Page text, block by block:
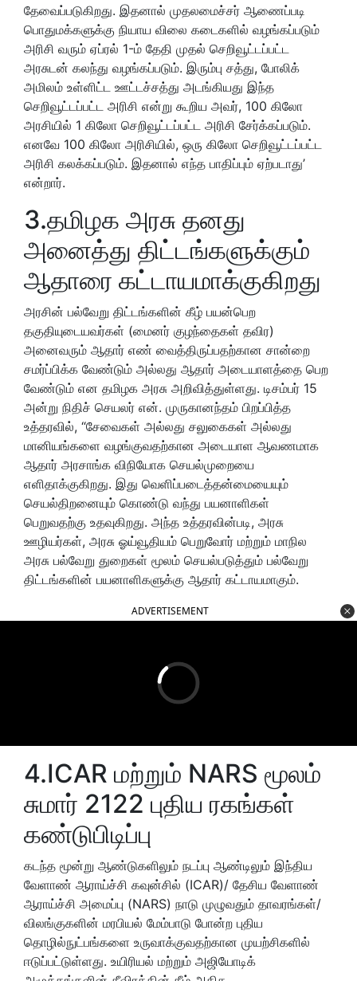
தேவைப்படுகிறது. இதனால் முதலமைச்சர் ஆணைப்படி
பொதுமக்களுக்கு நியாய விலை கடைகளில் வழங்கப்படும்
அரிசி வரும் ஏப்ரல் 1-ம் தேதி முதல் செறிவூட்டப்பட்ட
அரசுடன் கலந்து வழங்கப்படும். இரும்பு சத்து, போலிக்
அமிலம் உள்ளிட்ட ஊட்டச்சத்து அடங்கியது இந்த
செறிவூட்டப்பட்ட அரிசி என்று கூறிய அவர், 100 கிலோ
அரசியில் 1 கிலோ செறிவூட்டப்பட்ட அரிசி சேர்க்கப்படும்.
எனவே 100 கிலோ அரிசியில், ஒரு கிலோ செறிவூட்டப்பட்ட
அரிசி கலக்கப்படும். இதனால் எந்த பாதிப்பும் ஏற்படாது’
என்றார்.
3.தமிழக அரசு தனது
அனைத்து திட்டங்களுக்கும்
ஆதாரை கட்டாயமாக்குகிறது
அரசின் பல்வேறு திட்டங்களின் கீழ் பயன்பெற
தகுதியுடையவர்கள் (மைனர் குழந்தைகள் தவிர)
அனைவரும் ஆதார் எண் வைத்திருப்பதற்கான சான்றை
சமர்ப்பிக்க வேண்டும் அல்லது ஆதார் அடையாளத்தை பெற
வேண்டும் என தமிழக அரசு அறிவித்துள்ளது. டிசம்பர் 15
அன்று நிதிச் செயலர் என். முருகானந்தம் பிறப்பித்த
உத்தரவில், “சேவைகள் அல்லது சலுகைகள் அல்லது
மானியங்களை வழங்குவதற்கான அடையாள ஆவணமாக
ஆதார் அரசாங்க விநியோக செயல்முறையை
எளிதாக்குகிறது. இது வெளிப்படைத்தன்மையையும்
செயல்திறனையும் கொண்டு வந்து பயனாளிகள்
பெறுவதற்கு உதவுகிறது. அந்த உத்தரவின்படி, அரசு
ஊழியர்கள், அரசு ஓய்வூதியம் பெறுவோர் மற்றும் மாநில
அரசு பல்வேறு துறைகள் மூலம் செயல்படுத்தும் பல்வேறு
திட்டங்களின் பயனாளிகளுக்கு ஆதார் கட்டாயமாகும்.
ADVERTISEMENT
4.ICAR மற்றும் NARS மூலம்
சுமார் 2122 புதிய ரகங்கள்
கண்டுபிடிப்பு
கடந்த மூன்று ஆண்டுகளிலும் நடப்பு ஆண்டிலும் இந்திய
வேளாண் ஆராய்ச்சி கவுன்சில் (ICAR)/ தேசிய வேளாண்
ஆராய்ச்சி அமைப்பு (NARS) நாடு முழுவதும் தாவரங்கள்/
விலங்குகளின் மரபியல் மேம்பாடு போன்ற புதிய
தொழில்நுட்பங்களை உருவாக்குவதற்கான முயற்சிகளில்
ஈடுப்பட்டுள்ளது. உயிரியல் மற்றும் அஜியோடிக்